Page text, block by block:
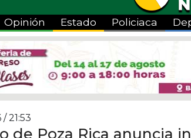
Opinión Estado Policiaca
21:53
de Poza Rica anuncia